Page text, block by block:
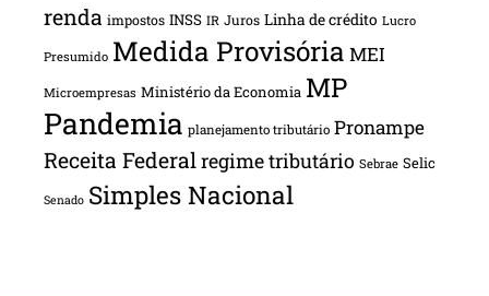
renda impostos INSS IR Juros Linha de crédito Lucro
Presumido Medida Provisória MEI
Microempresas Ministério da Economia MP
Pandemia planejamento tributário Pronampe
Receita Federalregime tributário Sebrae Selic
Senado Simples Nacional